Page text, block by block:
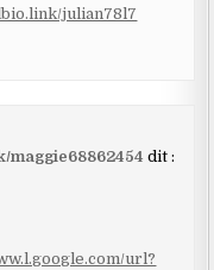
julian78l7
maggie68862454 dit :
url?